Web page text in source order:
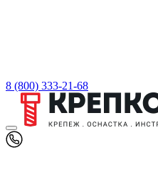
8 (800) 333-21-68